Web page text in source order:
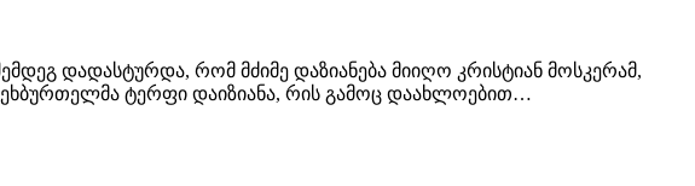
დადასტურდა, რომ მძიმე დაზიანება მიიღო კრისტიან მოსკერამ,
ტერფი დაიზიანა, რის გამოც დაახლოებით…